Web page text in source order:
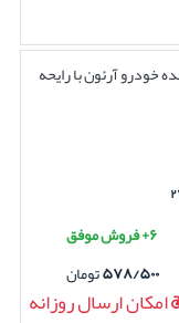
خودرو آرئون با رایحه
۶+ فروش موفق
۵۷۸/۵۰۰تومان
امکان ارسال روزانه